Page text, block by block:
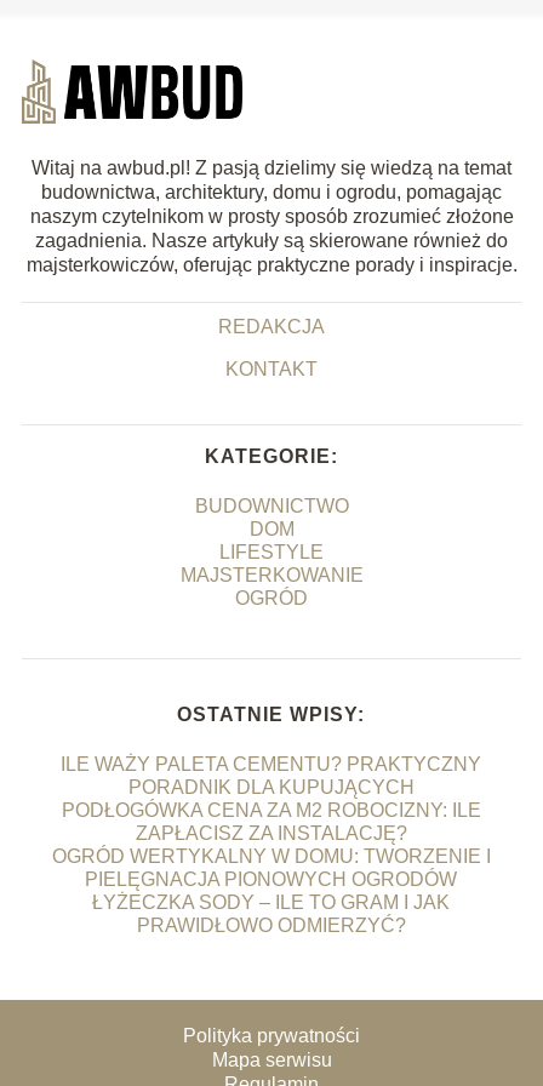
Witaj na awbud.pl! Z pasją dzielimy się wiedzą na temat
budownictwa, architektury, domu i ogrodu, pomagając
naszym czytelnikom w prosty sposób zrozumieć złożone
zagadnienia. Nasze artykuły są skierowane również do
majsterkowiczów, oferując praktyczne porady i inspiracje.
REDAKCJA
KONTAKT
KATEGORIE:
BUDOWNICTWO
DOM
LIFESTYLE
MAJSTERKOWANIE
OGRÓD
OSTATNIE WPISY:
ILE WAŻY PALETA CEMENTU? PRAKTYCZNY
PORADNIK DLA KUPUJĄCYCH
PODŁOGÓWKA CENA ZA M2 ROBOCIZNY: ILE
ZAPŁACISZ ZA INSTALACJĘ?
OGRÓD WERTYKALNY W DOMU: TWORZENIE I
PIELĘGNACJA PIONOWYCH OGRODÓW
ŁYŻECZKA SODY – ILE TO GRAM I JAK
PRAWIDŁOWO ODMIERZYĆ?
Polityka prywatności
Mapa serwisu